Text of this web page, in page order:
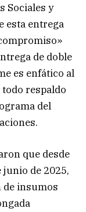
Sociales y
esta entrega
de doble
es enfático al
respaldo
del
que desde
junio de 2025,
insumos